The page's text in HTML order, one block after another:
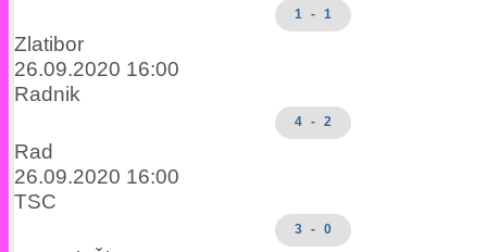
1 - 1
Zlatibor
26.09.2020 16:00
Radnik
4 - 2
Rad
26.09.2020 16:00
TSC
3 - 0